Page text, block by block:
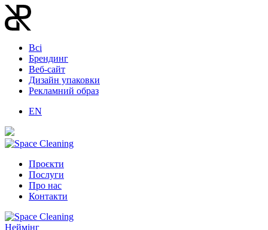
Всі
Брендинг
Веб-сайт
Дизайн упаковки
Рекламний образ
EN
Проєкти
Послуги
Про нас
Контакти
Неймінг